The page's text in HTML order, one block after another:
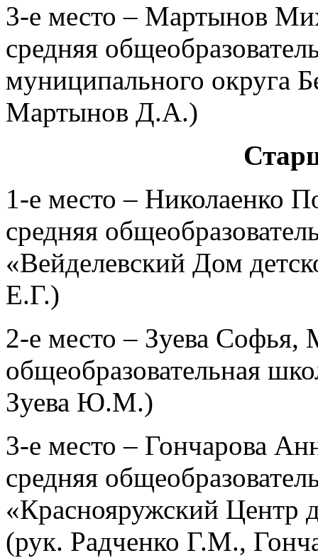
3-е место – Мартынов
средняя
муниципального округа
Мартынов Д.А.)
1-е место – Николаенко
средняя
«Вейделевский Дом
Е.Г.)
2-е место – Зуева
общеобразовательная
Зуева Ю.М.)
3-е место – Гончарова
средняя
«Краснояружский Центр
(рук. Радченко Г.М.,